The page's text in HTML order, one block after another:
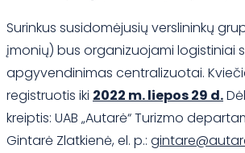
Surinkus susidomėjusių verslininkų
įmonių) bus organizuojami logistiniai
apgyvendinimas centralizuotai.
registruotis iki 2022 m. liepos 29 d.
kreiptis: UAB „Autarė“ Turizmo
Gintarė Zlatkienė, el. p.: